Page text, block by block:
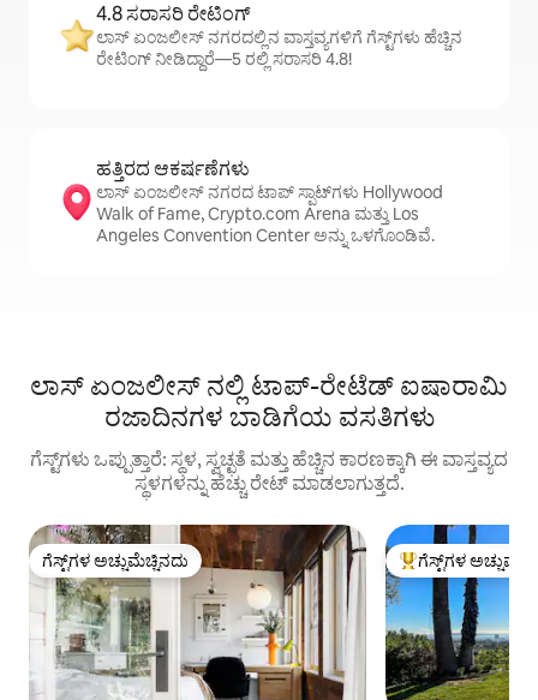
4.8 ಸರಾಸರಿ ರೇಟಿಂಗ್
ಲಾಸ್ ಏಂಜಲೀಸ್ ನಗರದಲ್ಲಿನ ವಾಸ್ತವ್ಯಗಳಿಗೆ ಗೆಸ್ಟ್‌ಗಳು ಹೆಚ್ಚಿನ
ರೇಟಿಂಗ್ ನೀಡಿದ್ದಾರೆ—5 ರಲ್ಲಿ ಸರಾಸರಿ 4.8!
ಹತ್ತಿರದ ಆಕರ್ಷಣೆಗಳು
ಲಾಸ್ ಏಂಜಲೀಸ್ ನಗರದ ಟಾಪ್ ಸ್ಪಾಟ್‌ಗಳು Hollywood
Walk of Fame, Crypto.com Arena ಮತ್ತು Los
Angeles Convention Center ಅನ್ನು ಒಳಗೊಂಡಿವೆ.
ಲಾಸ್ ಏಂಜಲೀಸ್ ನಲ್ಲಿ ಟಾಪ್-ರೇಟೆಡ್ ಐಷಾರಾಮಿ
ರಜಾದಿನಗಳ ಬಾಡಿಗೆಯ ವಸತಿಗಳು
ಗೆಸ್ಟ್‌ಗಳು ಒಪ್ಪುತ್ತಾರೆ: ಸ್ಥಳ, ಸ್ವಚ್ಛತೆ ಮತ್ತು ಹೆಚ್ಚಿನ ಕಾರಣಕ್ಕಾಗಿ ಈ ವಾಸ್ತವ್ಯದ
ಸ್ಥಳಗಳನ್ನು ಹೆಚ್ಚು ರೇಟ್ ಮಾಡಲಾಗುತ್ತದೆ.
ಗೆಸ್ಟ್‌ಗಳ ಅಚ್ಚುಮೆಚ್ಚಿನದು
ಗೆಸ್ಟ್‌ಗಳ ಅಚ್ಚುಮೆಚ್ಚಿನದು ಗೆಸ್ಟ್‌ಗಳಿಗೆ ಅತಿ ಹೆಚ್ಚು
ಗೆಸ್ಟ್‌ಗಳ